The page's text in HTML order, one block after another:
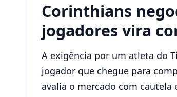
Corinthians
jogadores vira
A exigência por um atleta do
jogador que chegue para
avalia o mercado com